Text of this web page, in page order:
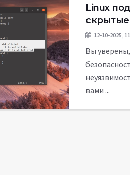
Linux
12-10-2025,
Вы
вами ...